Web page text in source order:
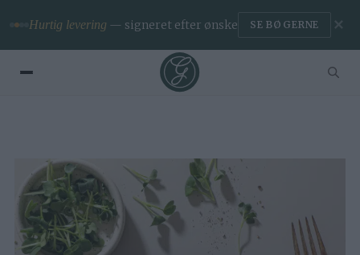
Hurtig levering — signeret efter ønske SE BØGERNE ✕